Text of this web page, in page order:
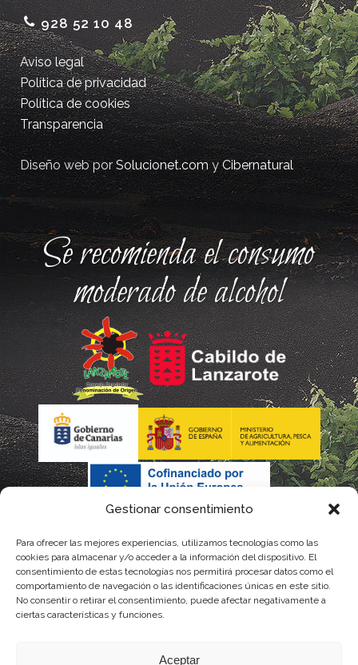
Gestionar consentimiento
Para ofrecer las mejores experiencias, utilizamos tecnologías como las
cookies para almacenar y/o acceder a la información del dispositivo. El
consentimiento de estas tecnologías nos permitirá procesar datos como el
comportamiento de navegación o las identificaciones únicas en este sitio.
No consentir o retirar el consentimiento, puede afectar negativamente a
ciertas características y funciones.
Aceptar
928 52 10 48
Aviso legal
Política de privacidad
Política de cookies
Transparencia
Diseño web porSolucionet.comyCibernatural
Se recomienda el consumo
moderado de alcohol
La gestión de la DOP Lanzarote realizada por este Consejo
Regulador es financiada, parcialmente, por el Gobierno de
Canarias